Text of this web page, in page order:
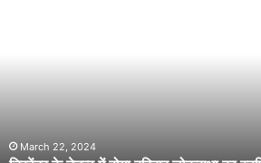
March 22, 2024